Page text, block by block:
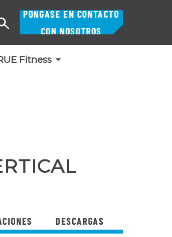
Fitness
PÓNGASE EN CONTACTO
CON NOSOTROS
Buscar
DESCARGAS